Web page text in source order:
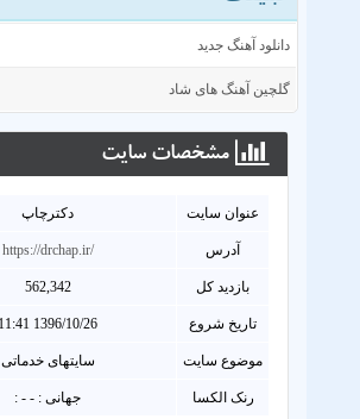
دانلود آهنگ جدید
گلچین آهنگ های شاد
مشخصات سايت
عنوان سايت دکترچاپ
آدرس https://drchap.ir/
بازدید کل 562,342
تاریخ شروع 1396/10/26 11:41
موضوع سایت سایتهای خدماتی
رنک الکسا جهانی : - - :